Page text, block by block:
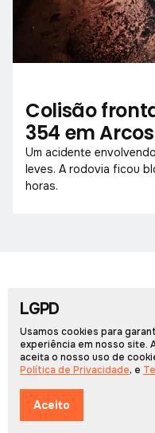
Colisão
354 em Arcos
Um acidente
leves. A rodovia ficou
horas.
Início
Cadernos
Portal Arcos © 2026,
Desenvolvido por
Política de
LGPD
Usamos cookies para
experiência em nosso site.
aceita o nosso uso de
Política de Privacidade, e
Aceito